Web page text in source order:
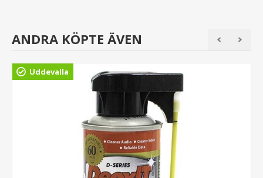
ANDRA KÖPTE ÄVEN
Uddevalla